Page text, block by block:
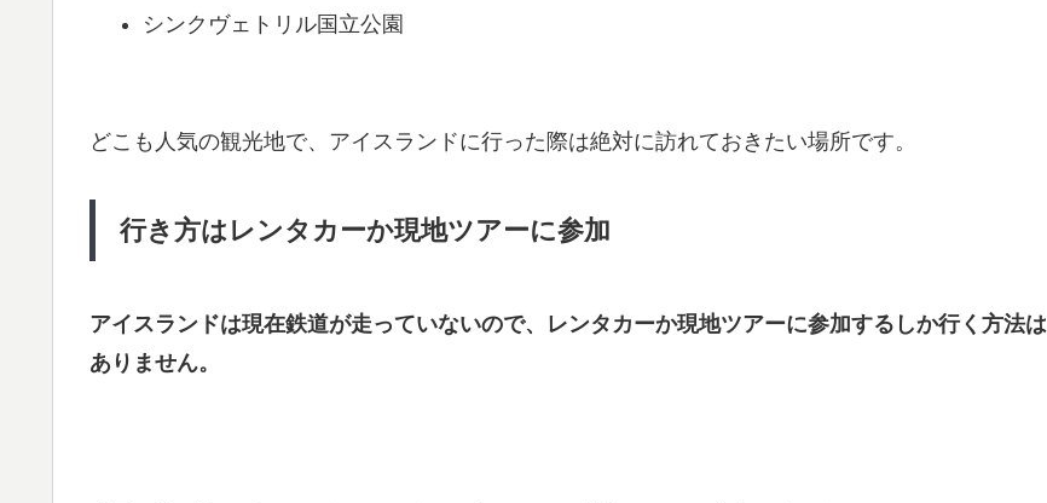
シンクヴェトリル国立公園
どこも人気の観光地で、アイスランドに行った際は絶対に訪れておきたい場所です。
行き方はレンタカーか現地ツアーに参加
アイスランドは現在鉄道が走っていないので、レンタカーか現地ツアーに参加するしか行く方法は
ありません。